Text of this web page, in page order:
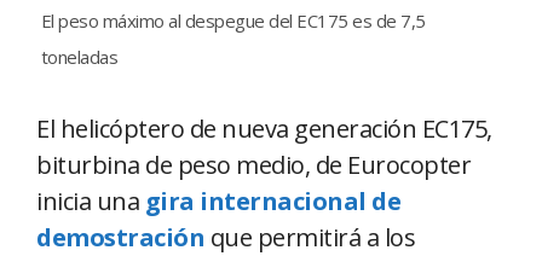
El peso máximo al despegue del EC175 es de 7,5
toneladas
El helicóptero de nueva generación EC175,
biturbina de peso medio, de Eurocopter
inicia una gira internacional de
demostración que permitirá a los